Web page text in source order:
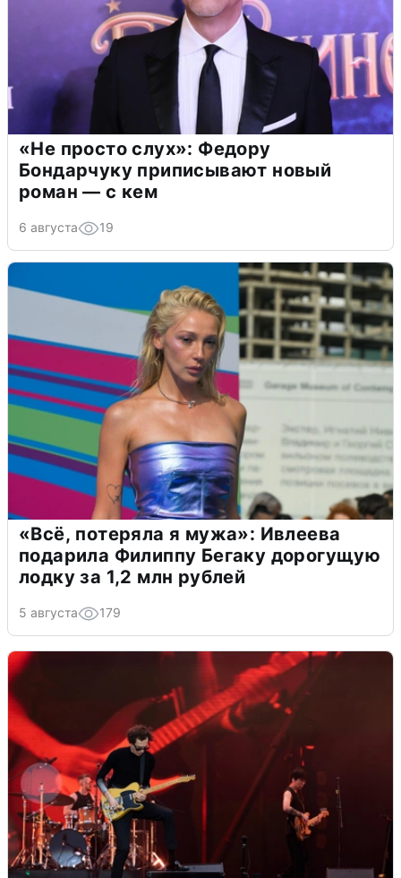
«Не просто слух»: Федору
Бондарчуку приписывают новый
роман — с кем
6 августа 19
«Всё, потеряла я мужа»: Ивлеева
подарила Филиппу Бегаку дорогущую
лодку за 1,2 млн рублей
5 августа 179